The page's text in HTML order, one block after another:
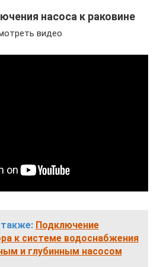
насоса к раковине
видео
Подключение
к системе водоснабжения
и глубинным насосом